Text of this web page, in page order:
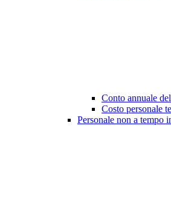
Conto annuale
Costo personale
Personale non a tempo